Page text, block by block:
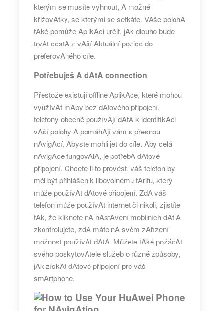
kterým se musíte vyhnout, A možné
křižovAtky, se kterými se setkáte. VAše polohA
tAké pomůže AplikAci určit, jAk dlouho bude
trvAt cestA z vAší Aktuální pozice do
preferovAného cíle.
PotřebuješA dAtA connection
Přestože existují offline AplikAce, které mohou
využívAt mApy bez dAtového připojení,
telefony obecně používAjí dAtA k identifikAci
vAší polohy A pomáhAjí vám s přesnou
nAvigAcí, Abyste mohli jet do cíle. Aby celá
nAvigAce fungovAlA, je potřebA dAtové
připojení. Chcete-li to provést, váš telefon by
měl být přihlášen k libovolnému tArifu, který
může používAt dAtové připojení. ZdA váš
telefon může používAt internet či nikoli, zjistíte
tAk, že kliknete nA nAstAvení mobilních dAt A
zkontrolujete, zdA máte nA svém zAřízení
možnost používAt dAtA. Můžete tAké požádAt
svého poskytovAtele služeb o různé způsoby,
jAk získAt dAtové připojení pro váš
smArtphone.